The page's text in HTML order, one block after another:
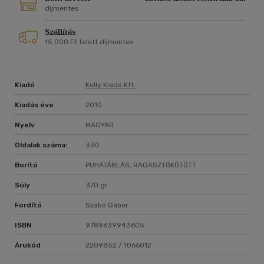
díjmentes
Szállítás
15 000 Ft felett díjmentes
Kiadó Kelly Kiadó Kft.
Kiadás éve 2010
Nyelv MAGYAR
Oldalak száma: 330
Borító PUHATÁBLÁS, RAGASZTÓKÖTÖTT
Súly 370 gr
Fordító Szabó Gábor
ISBN 9789639943605
Árukód 2209852 / 1066012